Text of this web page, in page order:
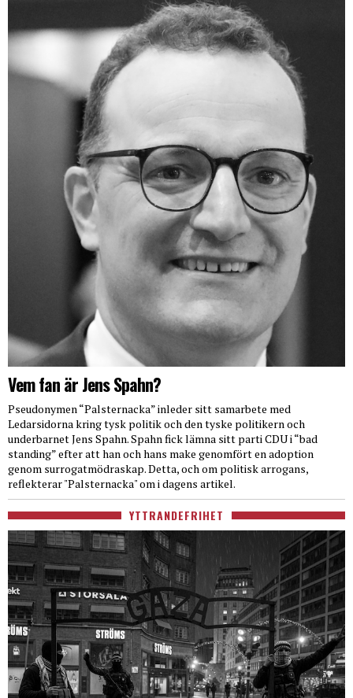
Vem fan är Jens Spahn?
Pseudonymen “Palsternacka” inleder sitt samarbete med
Ledarsidorna kring tysk politik och den tyske politikern och
underbarnet Jens Spahn. Spahn fick lämna sitt parti CDU i “bad
standing” efter att han och hans make genomfört en adoption
genom surrogatmödraskap. Detta, och om politisk arrogans,
reflekterar "Palsternacka" om i dagens artikel.
YTTRANDEFRIHET